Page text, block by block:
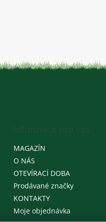
MAGAZÍN
O NÁS
OTEVÍRACÍ DOBA
Prodávané značky
KONTAKTY
Moje objednávka